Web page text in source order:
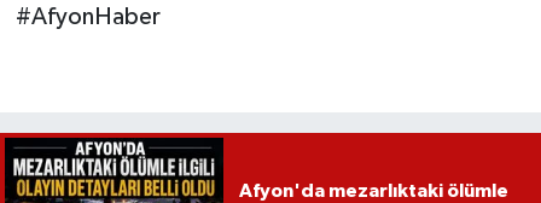
#AfyonHaber
Afyon'da mezarlıktaki ölümle